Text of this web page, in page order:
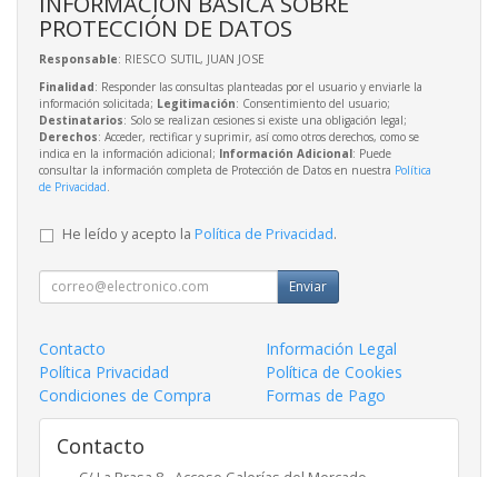
PROTECCIÓN DE DATOS
Responsable: RIESCO SUTIL, JUAN JOSE
Finalidad: Responder las consultas planteadas por el usuario y enviarle la
información solicitada; Legitimación: Consentimiento del usuario;
Destinatarios: Solo se realizan cesiones si existe una obligación legal;
Derechos: Acceder, rectificar y suprimir, así como otros derechos, como se
indica en la información adicional; Información Adicional: Puede
consultar la información completa de Protección de Datos en nuestra Política
de Privacidad
He leído y acepto la Política de Privacidad.
Enviar
Contacto
Información Legal
Política Privacidad
Política de Cookies
Condiciones de Compra
Formas de Pago
Contacto